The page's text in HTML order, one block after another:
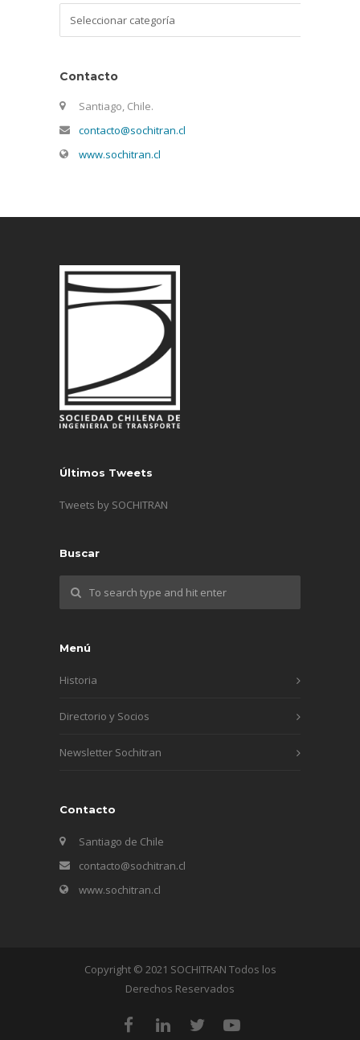
Contacto
Santiago, Chile.
contacto@sochitran.cl
www.sochitran.cl
Últimos Tweets
Tweets by SOCHITRAN
Buscar
Menú
Historia
Directorio y Socios
Newsletter Sochitran
Contacto
Santiago de Chile
contacto@sochitran.cl
www.sochitran.cl
Copyright © 2021 SOCHITRAN Todos los
Derechos Reservados